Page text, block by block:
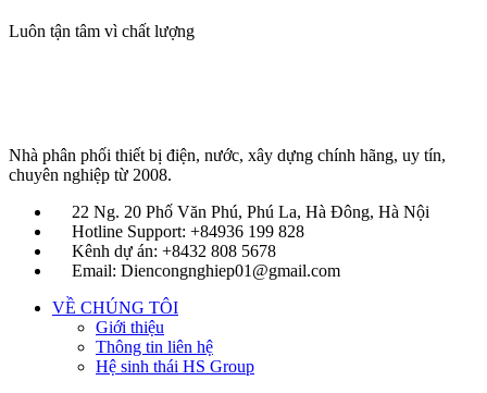
Luôn tận tâm vì chất lượng
Nhà phân phối thiết bị điện, nước, xây dựng chính hãng, uy tín,
chuyên nghiệp từ 2008.
22 Ng. 20 Phố Văn Phú, Phú La, Hà Đông, Hà Nội
Hotline Support: +84936 199 828
Kênh dự án: +8432 808 5678
Email: Diencongnghiep01@gmail.com
VỀ CHÚNG TÔI
Giới thiệu
Thông tin liên hệ
Hệ sinh thái HS Group